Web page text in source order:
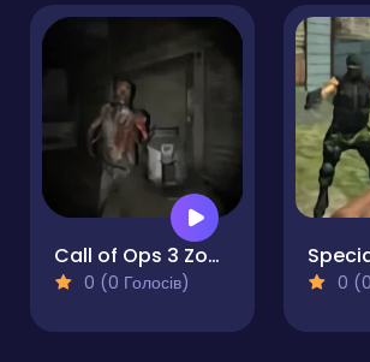
Call of Ops 3 Zombies
0 (0 Голосів) 0